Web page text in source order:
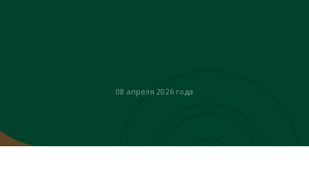
08 апреля 2026 года